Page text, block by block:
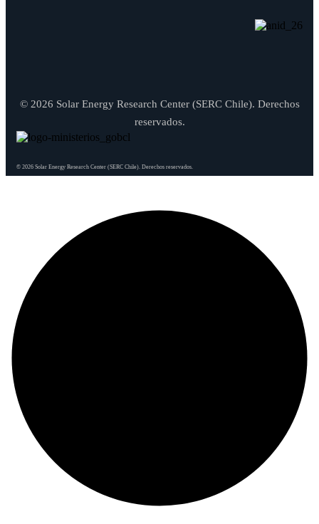
© 2026 Solar Energy Research Center (SERC Chile). Derechos
reservados.
© 2026 Solar Energy Research Center (SERC Chile). Derechos reservados.